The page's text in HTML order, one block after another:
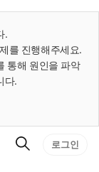
.
를 진행해주세요.
통해 원인을 파악
다.
검
로그인